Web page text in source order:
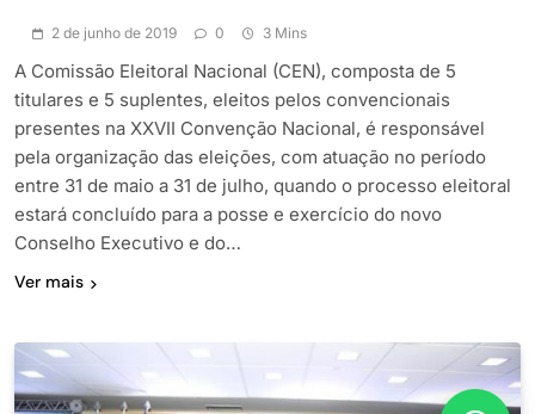
2 de junho de 2019 0 3 Mins
A Comissão Eleitoral Nacional (CEN), composta de 5
titulares e 5 suplentes, eleitos pelos convencionais
presentes na XXVII Convenção Nacional, é responsável
pela organização das eleições, com atuação no período
entre 31 de maio a 31 de julho, quando o processo eleitoral
estará concluído para a posse e exercício do novo
Conselho Executivo e do…
Ver mais